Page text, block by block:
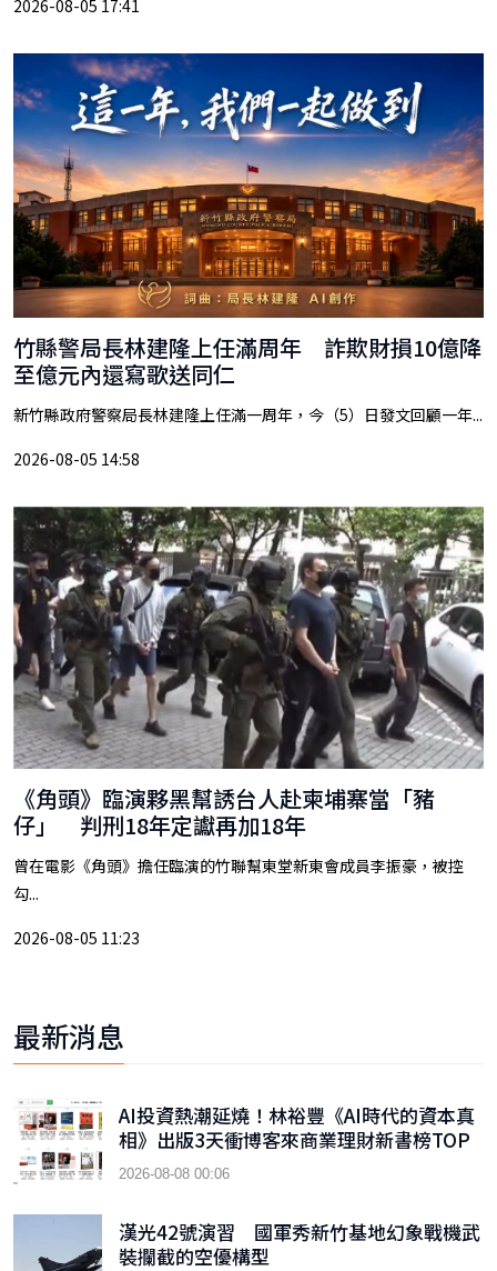
2026-08-05 17:41
竹縣警局長林建隆上任滿周年 詐欺財損10億降
至億元內還寫歌送同仁
新竹縣政府警察局長林建隆上任滿一周年，今（5）日發文回顧一年...
2026-08-05 14:58
《角頭》臨演夥黑幫誘台人赴柬埔寨當「豬
仔」 判刑18年定讞再加18年
曾在電影《角頭》擔任臨演的竹聯幫東堂新東會成員李振豪，被控
勾...
2026-08-05 11:23
最新消息
AI投資熱潮延燒！林裕豐《AI時代的資本真
相》出版3天衝博客來商業理財新書榜TOP
9
2026-08-08 00:06
漢光42號演習 國軍秀新竹基地幻象戰機武
裝攔截的空優構型